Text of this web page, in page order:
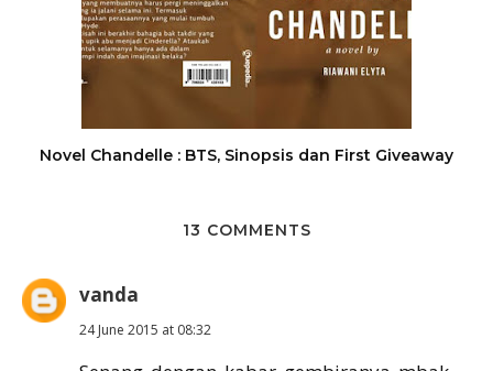
Novel Chandelle : BTS, Sinopsis dan First Giveaway
13 COMMENTS
vanda
24 June 2015 at 08:32